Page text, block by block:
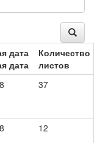
дата
дата
Количество
листов
37
12